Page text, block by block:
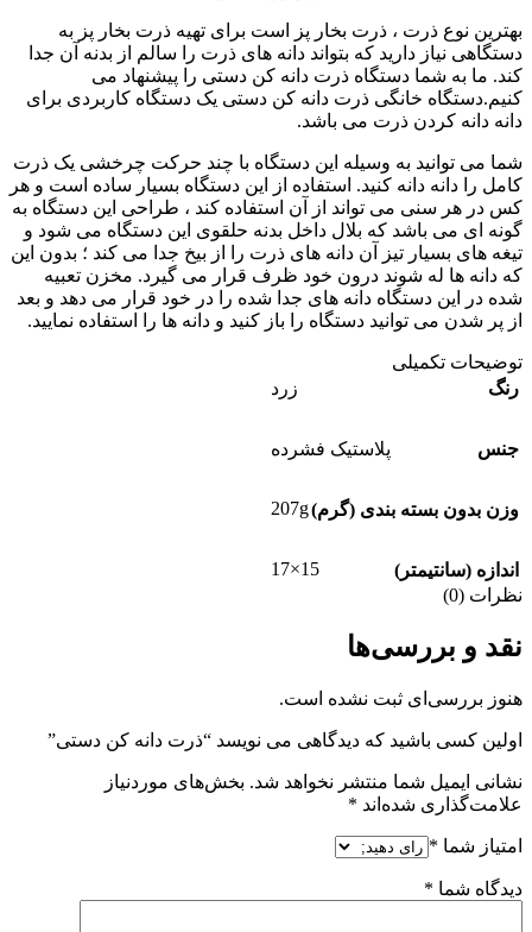
بهترین نوع ذرت ، ذرت بخار پز است برای تهیه ذرت بخار پز به
دستگاهی نیاز دارید که بتواند دانه های ذرت را سالم از بدنه آن جدا
کند. ما به شما دستگاه ذرت دانه کن دستی را پیشنهاد می
کنیم.دستگاه خانگی ذرت دانه کن دستی یک دستگاه کاربردی برای
دانه دانه کردن ذرت می باشد.
شما می توانید به وسیله این دستگاه با چند حرکت چرخشی یک ذرت
کامل را دانه دانه کنید. استفاده از این دستگاه بسیار ساده است و هر
کس در هر سنی می تواند از آن استفاده کند ، طراحی این دستگاه به
گونه ای می باشد که بلال داخل بدنه حلقوی این دستگاه می شود و
تیغه های بسیار تیز آن دانه های ذرت را از بیخ جدا می کند ؛ بدون این
که دانه ها له شوند درون خود ظرف قرار می گیرد. مخزن تعبیه
شده در این دستگاه دانه های جدا شده را در خود قرار می دهد و بعد
از پر شدن می توانید دستگاه را باز کنید و دانه ها را استفاده نمایید.
توضیحات تکمیلی
رنگ
زرد
جنس پلاستیک فشرده
وزن بدون بسته بندی (گرم)207g
اندازه (سانتیمتر)
15×17
نظرات (0)
نقد و بررسی‌ها
هنوز بررسی‌ای ثبت نشده است.
اولین کسی باشید که دیدگاهی می نویسد “ذرت دانه کن دستی”
نشانی ایمیل شما منتشر نخواهد شد. بخش‌های موردنیاز
علامت‌گذاری شده‌اند *
امتیاز شما *
دیدگاه شما *